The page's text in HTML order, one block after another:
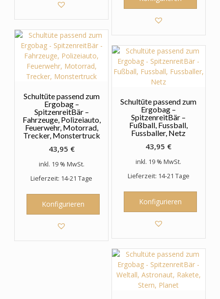
Schultüte passend zum
Ergobag –
SpitzenreitBär –
Fahrzeuge, Polizeiauto,
Feuerwehr, Motorrad,
Trecker, Monstertruck
43,95 €
inkl. 19 % MwSt.
Lieferzeit: 14-21 Tage
Konfigurieren
Schultüte passend zum
Ergobag –
SpitzenreitBär –
Fußball, Fussball,
Fussballer, Netz
43,95 €
inkl. 19 % MwSt.
Lieferzeit: 14-21 Tage
Konfigurieren